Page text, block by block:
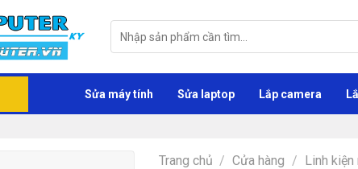
kiếm:
Sửa máy tính Sửa laptop Lắp camera
Trang chủ / Cửa hàng / Linh